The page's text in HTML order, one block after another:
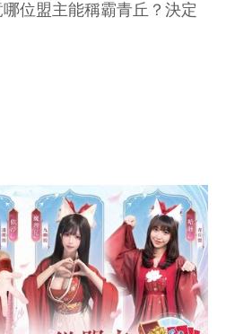
位盟主能稱霸青丘？決定